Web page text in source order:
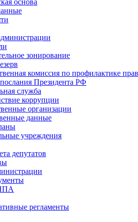
основа
зонирование
комиссия по профилактике
Президента РФ
служба
коррупции
организации
данные
учреждения
депутатов
регламенты